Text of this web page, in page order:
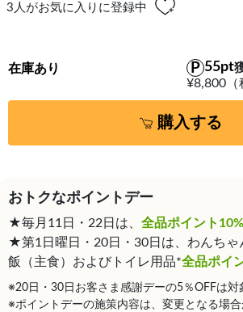
3 人がお気に入りに登録中
55pt
¥8,800（
在庫あり
購入する
おトクなポイントデー
★毎月11日・22日は、 全品ポイント
★第1日曜日・20日・30日は、わんちゃ
飯（主食）およびトイレ用品*全品ポイ
※20日・30日お客さま感謝デーの5％OFFは対
※ポイントデーの施策内容は、変更となる場合